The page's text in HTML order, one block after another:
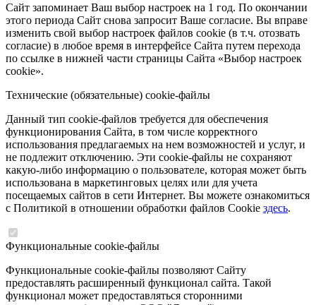
Сайт запоминает Ваш выбор настроек на 1 год. По окончании
этого периода Сайт снова запросит Ваше согласие. Вы вправе
изменить свой выбор настроек файлов cookie (в т.ч. отозвать
согласие) в любое время в интерфейсе Сайта путем перехода
по ссылке в нижней части страницы Сайта «Выбор настроек
cookie».
Технические (обязательные) cookie-файлы
Данный тип cookie-файлов требуется для обеспечения
функционирования Сайта, в том числе корректного
использования предлагаемых на нем возможностей и услуг, и
не подлежит отключению. Эти cookie-файлы не сохраняют
какую-либо информацию о пользователе, которая может быть
использована в маркетинговых целях или для учета
посещаемых сайтов в сети Интернет. Вы можете ознакомиться
с Политикой в отношении обработки файлов Cookie здесь.
Функциональные cookie-файлы
Функциональные cookie-файлы позволяют Сайту
предоставлять расширенный функционал сайта. Такой
функционал может предоставляться сторонними